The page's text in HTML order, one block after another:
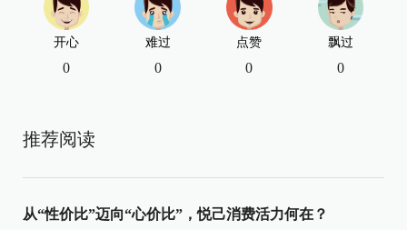
开心
0
难过
0
点赞
0
飘过
0
推荐阅读
从“性价比”迈向“心价比”，悦己消费活力何在？